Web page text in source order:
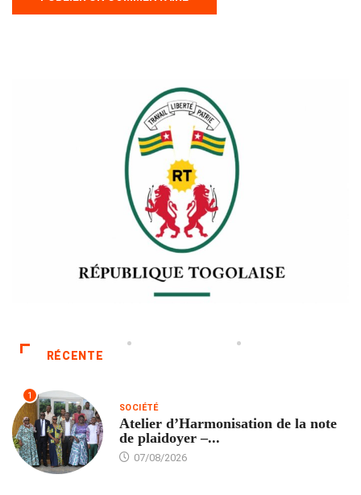
RÉCENTE
1
SOCIÉTÉ
Atelier d’Harmonisation de la note
de plaidoyer –...
07/08/2026